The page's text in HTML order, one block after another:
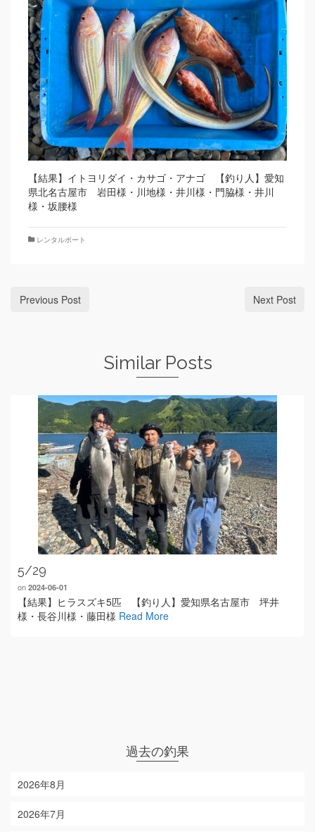
【結果】イトヨリダイ・カサゴ・アナゴ 【釣り人】愛知
県北名古屋市 岩田様・川地様・井川様・門脇様・井川
様・坂腰様
レンタルボート
Previous Post Next Post
Similar Posts
5/29
on 2024-06-01
【結果】ヒラスズキ5匹 【釣り人】愛知県名古屋市 坪井
様・長谷川様・藤田様 Read More
過去の釣果
2026年8月
2026年7月